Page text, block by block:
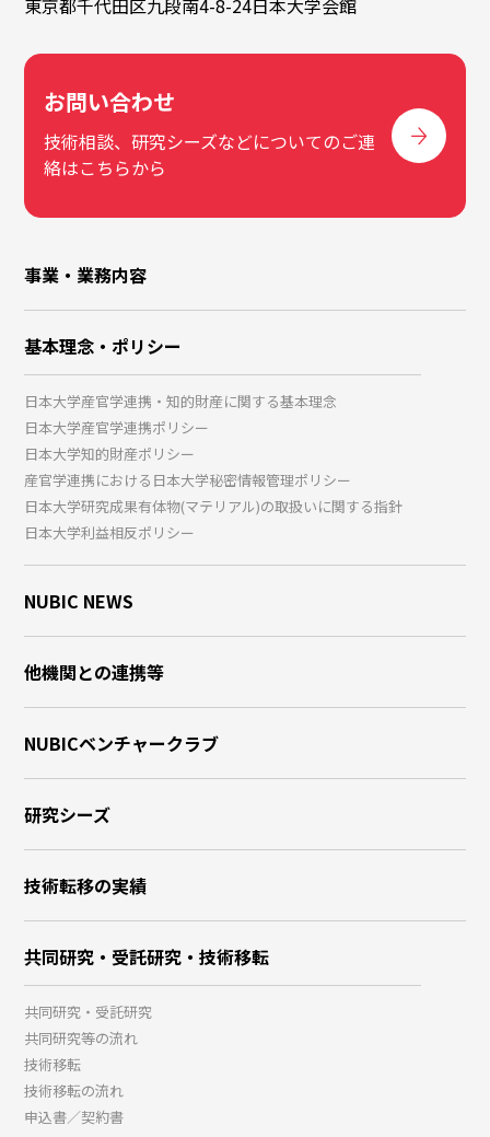
お問い合わせ
技術相談、研究シーズなどについてのご連
絡はこちらから
事業・業務内容
基本理念・ポリシー
日本大学産官学連携・知的財産に関する基本理念
日本大学産官学連携ポリシー
日本大学知的財産ポリシー
産官学連携における日本大学秘密情報管理ポリシー
日本大学研究成果有体物(マテリアル)の取扱いに関する指針
日本大学利益相反ポリシー
NUBIC NEWS
他機関との連携等
NUBICベンチャークラブ
研究シーズ
技術転移の実績
共同研究・受託研究・技術移転
共同研究・受託研究
共同研究等の流れ
技術移転
技術移転の流れ
申込書／契約書